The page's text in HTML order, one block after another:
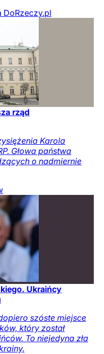
DoRzeczy.pl
rząd
Karola
Głowa państwa
o nadmiernie
Ukraińcy
szóste miejsce
który został
To niejedyna zła